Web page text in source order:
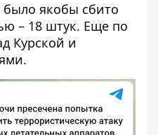
якобы сбито
– 18 штук. Еще по
Курской и